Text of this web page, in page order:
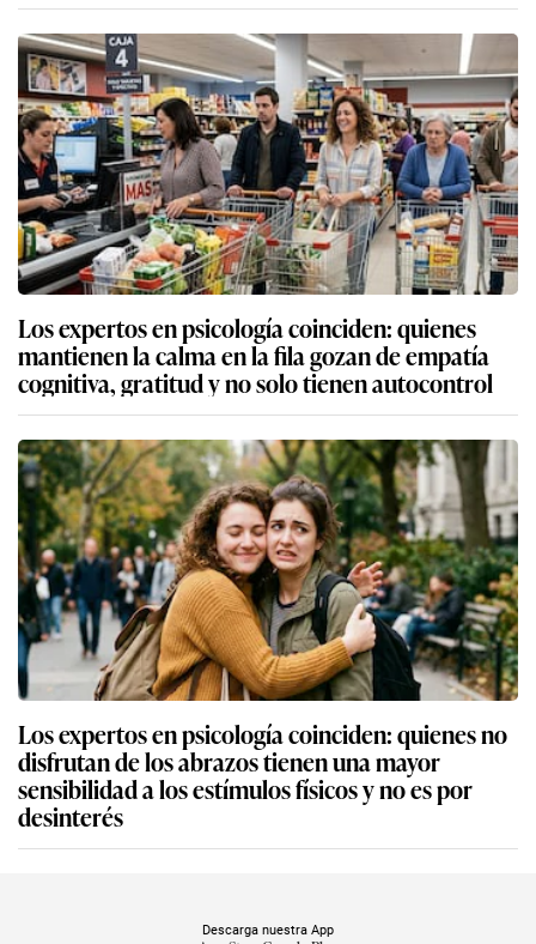
Los expertos en psicología coinciden: quienes
mantienen la calma en la fila gozan de empatía
cognitiva, gratitud y no solo tienen autocontrol
Los expertos en psicología coinciden: quienes no
disfrutan de los abrazos tienen una mayor
sensibilidad a los estímulos físicos y no es por
desinterés
Descarga nuestra App